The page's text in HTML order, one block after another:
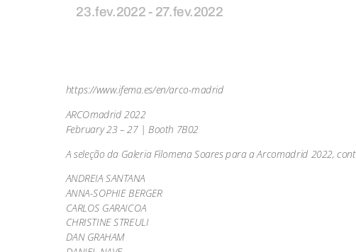
23.fev.2022 - 27.fev.2022
https://www.ifema.es/en/arco-madrid
ARCOmadrid 2022
February 23 – 27 | Booth 7B02
A seleção da Galeria Filomena Soares para a Arcomadrid 2022,
ANDREIA SANTANA
ANNA-SOPHIE BERGER
CARLOS GARAICOA
CHRISTINE STREULI
DAN GRAHAM